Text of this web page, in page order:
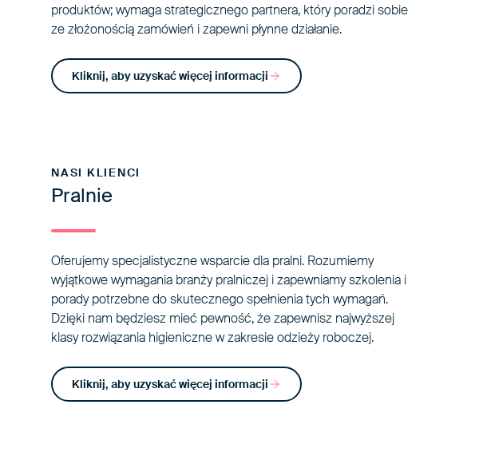
produktów; wymaga strategicznego partnera, który poradzi sobie
ze złożonością zamówień i zapewni płynne działanie.
Kliknij, aby uzyskać więcej informacji
NASI KLIENCI
Pralnie
Oferujemy specjalistyczne wsparcie dla pralni. Rozumiemy
wyjątkowe wymagania branży pralniczej i zapewniamy szkolenia i
porady potrzebne do skutecznego spełnienia tych wymagań.
Dzięki nam będziesz mieć pewność, że zapewnisz najwyższej
klasy rozwiązania higieniczne w zakresie odzieży roboczej.
Kliknij, aby uzyskać więcej informacji